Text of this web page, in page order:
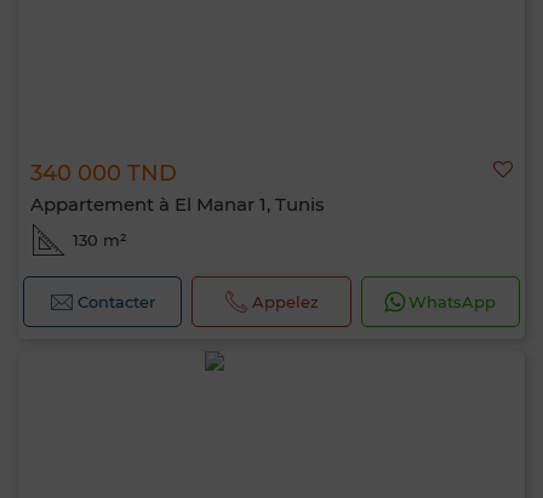
340 000 TND
Appartement à El Manar 1, Tunis
130 m²
Contacter Appelez WhatsApp